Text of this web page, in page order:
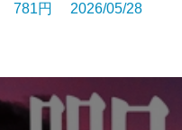
781円 2026/05/28